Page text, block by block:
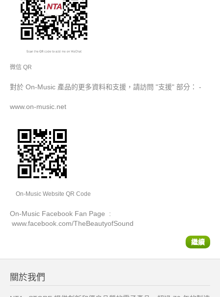
微信 QR
對於 On-Music 產品的更多資料和支援 ， 請訪問 "支援" 部分 ： -
www.on-music.net
On-Music Website QR Code
On-Music Facebook Fan Page :
www.facebook.com/TheBeautyofSound
繼續
關於我們